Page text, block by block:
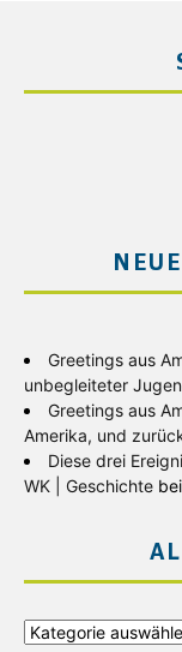
Greetings aus
unbegleiteter
Greetings aus
Amerika, und
Diese drei
WK | Geschichte bei
Alle